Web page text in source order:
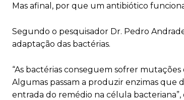
Mas afinal, por que um antibiótico
Segundo o pesquisador Dr. Pedro
adaptação das bactérias.
“As bactérias conseguem sofrer
Algumas passam a produzir enzimas
entrada do remédio na célula bacteriana”,